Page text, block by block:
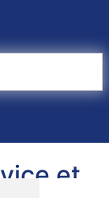
et